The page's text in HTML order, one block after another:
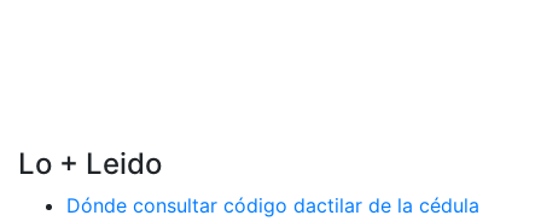
Lo + Leido
Dónde consultar código dactilar de la cédula